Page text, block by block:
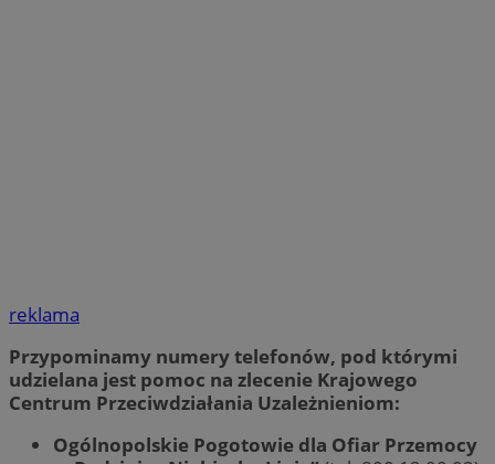
reklama
Przypominamy numery telefonów, pod którymi
udzielana jest pomoc na zlecenie Krajowego
Centrum Przeciwdziałania Uzależnieniom:
Ogólnopolskie Pogotowie dla Ofiar Przemocy